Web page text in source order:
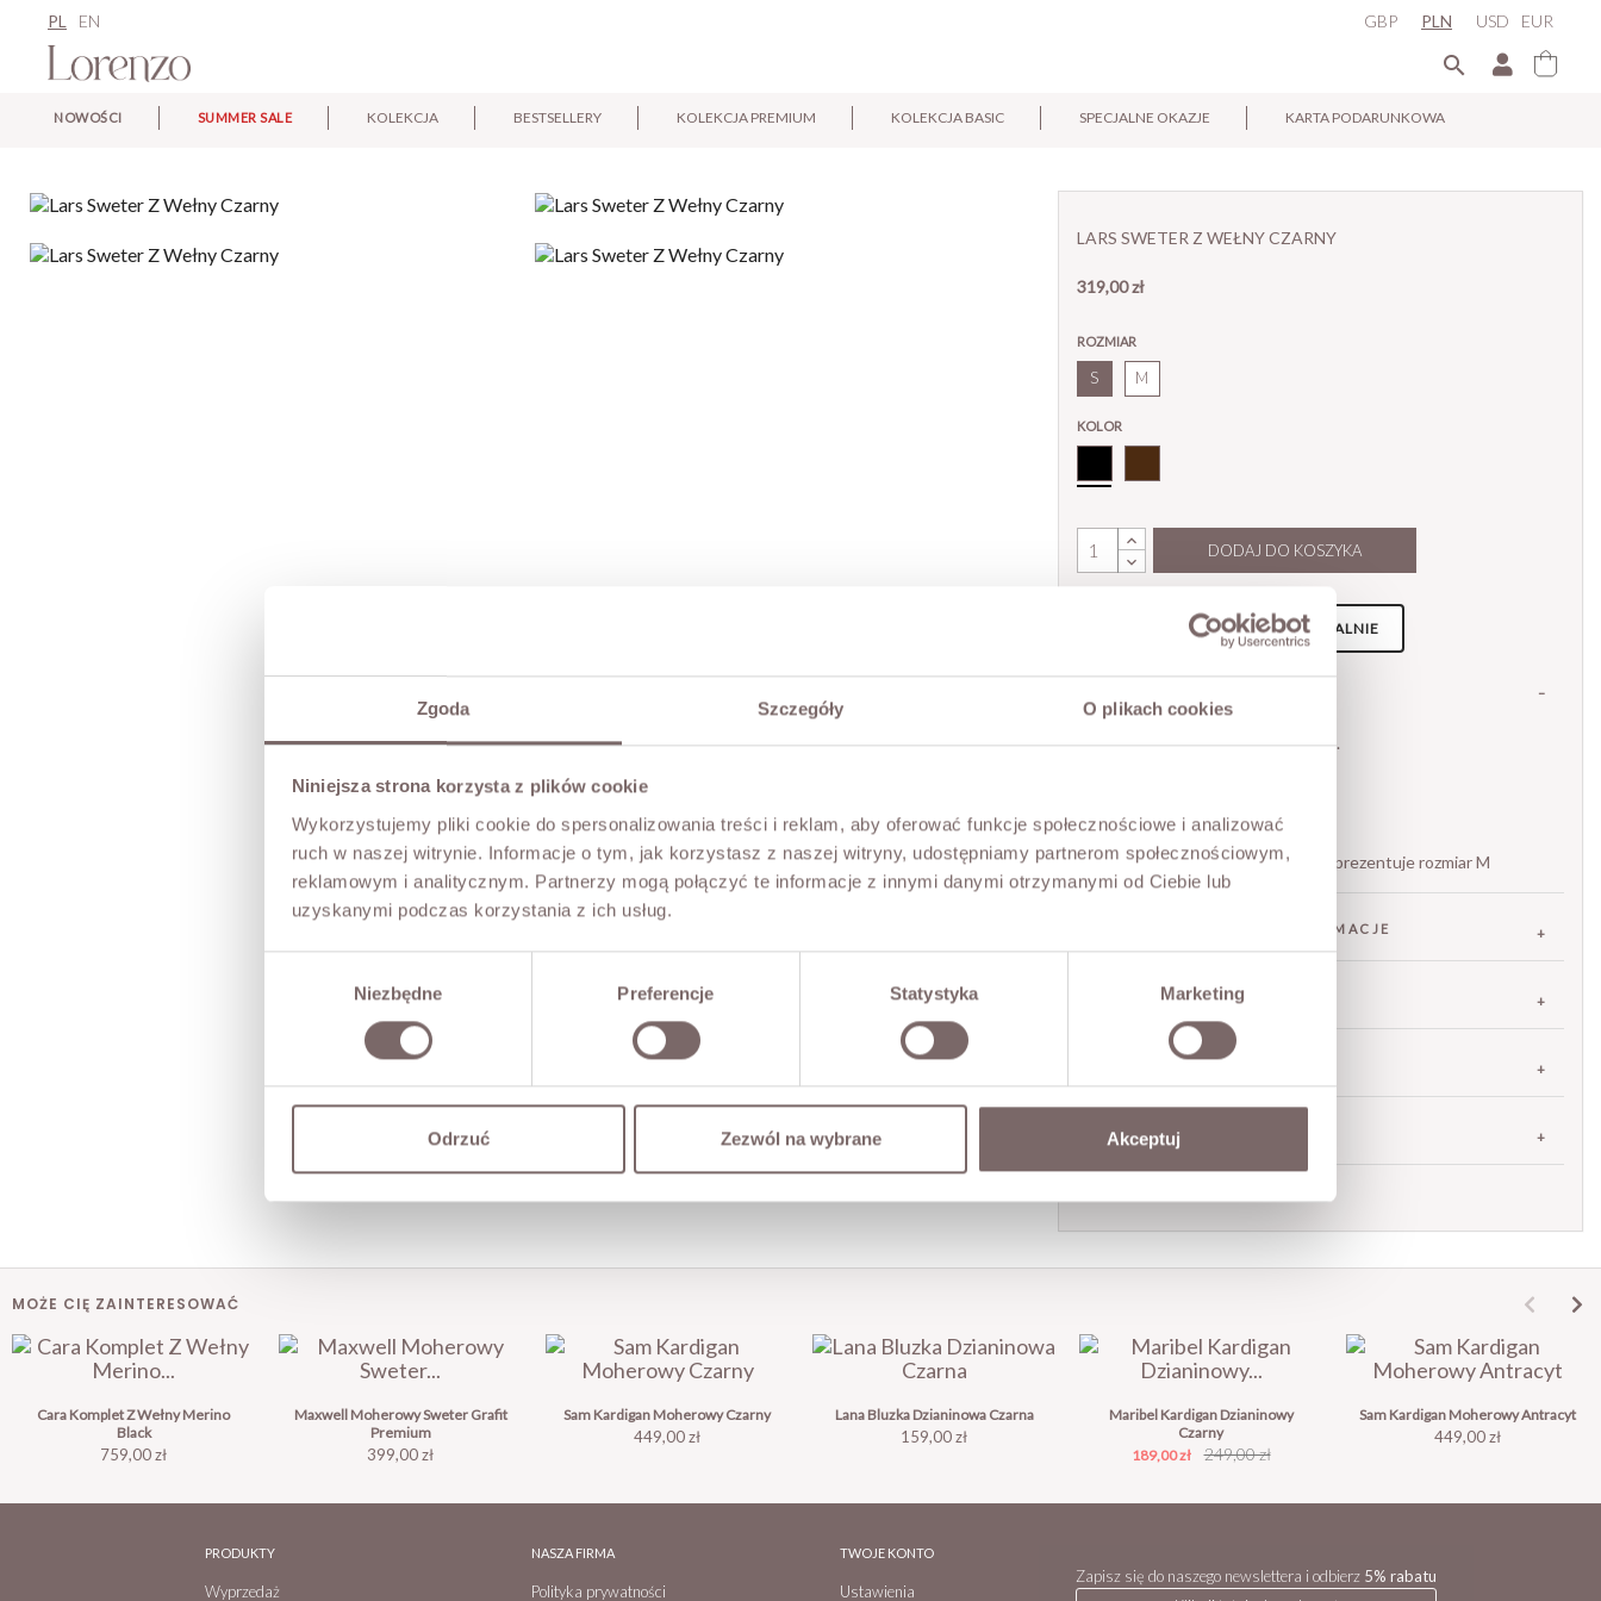
Zgoda Szczegóły O plikach cookies
Niniejsza strona korzysta z plików cookie
Wykorzystujemy pliki cookie do spersonalizowania treści i reklam, aby oferować funkcje społecznościowe i analizować
ruch w naszej witrynie. Informacje o tym, jak korzystasz z naszej witryny, udostępniamy partnerom społecznościowym,
reklamowym i analitycznym. Partnerzy mogą połączyć te informacje z innymi danymi otrzymanymi od Ciebie lub
uzyskanymi podczas korzystania z ich usług.
Niezbędne Preferencje Statystyka Marketing
Odrzuć Zezwól na wybrane Akceptuj
PL EN EUR
GBP PLN USD

NOWOŚCI SUMMER SALE KOLEKCJA BESTSELLERY KOLEKCJA PREMIUM KOLEKCJA BASIC SPECJALNE OKAZJE KARTA PODARUNKOWA
LARS SWETER Z WEŁNY CZARNY
319,00 zł
ROZMIAR
S M
KOLOR
DODAJ DO KOSZYKA
PRZYMIERZ WIRTUALNIE
Cienki, wełniany sweter LARS.
• luźny krój.
Modelka ma 173 cm wzrostu i prezentuje rozmiar M
SKŁAD / DODATKOWE INFORMACJE
TABELA ROZMIARÓW
DOSTAWA
MOŻE CIĘ ZAINTERESOWAĆ
Cara Komplet Z Wełny Merino
Black
Cena
759,00 zł
Maxwell Moherowy Sweter Grafit
Premium
Cena
399,00 zł
Sam Kardigan Moherowy Czarny
Cena
449,00 zł
Lana Bluzka Dzianinowa Czarna
Cena
159,00 zł
Maribel Kardigan Dzianinowy
Czarny
Cena
189,00 zł
Cena
249,00 zł
Sam Kardigan Moherowy Antracyt
Cena
449,00 zł
×
PRODUKTY
Wyprzedaż
NASZA FIRMA
Polityka prywatności
TWOJE KONTO
Ustawienia
Zapisz się do naszego newslettera i odbierz 5% rabatu